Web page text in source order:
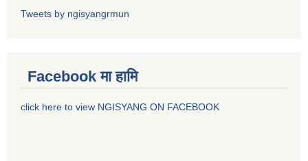
Tweets by ngisyangrmun
Facebook मा हामि
click here to view NGISYANG ON FACEBOOK